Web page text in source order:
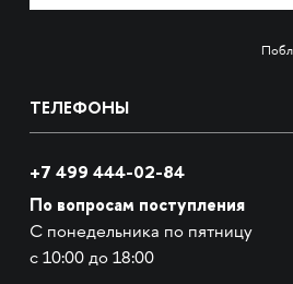
ТЕЛЕФОНЫ
+7 499 444-02-84
По вопросам поступления
С понедельника по пятницу
с 10:00 до 18:00